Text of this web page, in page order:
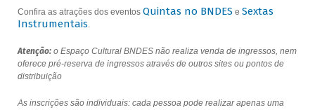
Confira as atrações dos eventos Quintas no BNDES e Sextas
Instrumentais.
Atenção:o Espaço Cultural BNDES não realiza venda de ingressos, nem
oferece pré-reserva de ingressos através de outros sites ou pontos de
distribuição
As inscrições são individuais: cada pessoa pode realizar apenas uma